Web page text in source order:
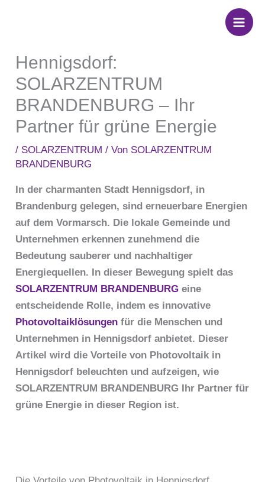
Hennigsdorf:
SOLARZENTRUM
BRANDENBURG – Ihr
Partner für grüne Energie
/ SOLARZENTRUM / Von SOLARZENTRUM
BRANDENBURG
In der charmanten Stadt Hennigsdorf, in
Brandenburg gelegen, sind erneuerbare Energien
auf dem Vormarsch. Die lokale Gemeinde und
Unternehmen erkennen zunehmend die
Bedeutung sauberer und nachhaltiger
Energiequellen. In dieser Bewegung spielt das
SOLARZENTRUM BRANDENBURG eine
entscheidende Rolle, indem es innovative
Photovoltaiklösungen für die Menschen und
Unternehmen in Hennigsdorf anbietet. Dieser
Artikel wird die Vorteile von Photovoltaik in
Hennigsdorf beleuchten und aufzeigen, wie
SOLARZENTRUM BRANDENBURG Ihr Partner für
grüne Energie in dieser Region ist.